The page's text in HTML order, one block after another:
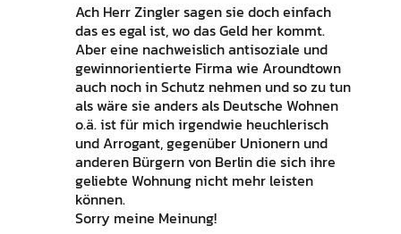
Ach Herr Zingler sagen sie doch einfach
das es egal ist, wo das Geld her kommt.
Aber eine nachweislich antisoziale und
gewinnorientierte Firma wie Aroundtown
auch noch in Schutz nehmen und so zu tun
als wäre sie anders als Deutsche Wohnen
o.ä. ist für mich irgendwie heuchlerisch
und Arrogant, gegenüber Unionern und
anderen Bürgern von Berlin die sich ihre
geliebte Wohnung nicht mehr leisten
können.
Sorry meine Meinung!